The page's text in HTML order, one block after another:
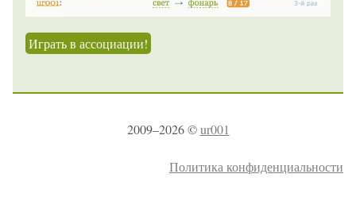
Играть в ассоциации!
2009–2026 ©ur001
Политика конфиденциальности